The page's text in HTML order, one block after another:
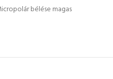
bélése magas